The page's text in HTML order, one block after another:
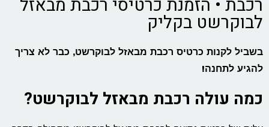
רכבת • הזמנת כרטיסי רכבת מבאזל
לבוקרשט בקליק
בשביל לקנות כרטיס רכבת מבאזל לבוקרשט, כבר לא צריך
להגיע לתחנה!
כמה עולה רכבת מבאזל לבוקרשט?